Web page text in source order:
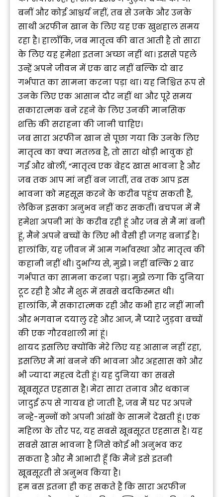
बनीं और कोई आश्चर्य नहीं, तब से उनके और उनके
साथी अरफीन खान के लिए यह एक खुशहाल समय
रहा है। हालाँकि, जब मातृत्व की बात आती है तो सारा
के लिए यह हमेशा इतना अच्छा नहीं था। इससे पहले
उन्हें अपने जीवन में एक बार नहीं बल्कि दो बार
गर्भपात का सामना करना पड़ा था। यह निश्चित रूप से
उनके लिए एक आसान दौर नहीं था और पूरे समय
सकारात्मक बने रहने के लिए उनकी मानसिक
शक्ति की सराहना की जानी चाहिए।
जब सारा अरफीन खान से पूछा गया कि उनके लिए
मातृत्व का क्या मतलब है, तो सारा थोड़ी भावुक हो
गईं और बोलीं, “मातृत्व एक बेहद खास भावना है और
जब तक आप मां नहीं बन जातीं, तब तक आप इस
भावना को महसूस करने के करीब पहुंच सकती हैं,
लेकिन इसका अनुभव नहीं कर सकतीं। बचपन में मैं
हमेशा अपनी मां के करीब रही हूं और जब से मैं मां बनी
हूं, मैंने अपने बच्चों के लिए भी वैसी ही जगह बनाई है।
हालांकि, यह जीवन में आम गर्भावस्था और मातृत्व की
कहानी नहीं थी। दुर्भाग्य से, मुझे 1 नहीं बल्कि 2 बार
गर्भपात का सामना करना पड़ा। मुझे लगा कि दुनिया
टूट रही है और मैं शुरू में सबसे बदकिस्मत थी।
हालांकि, मैं सकारात्मक रही और कभी हार नहीं मानी
और भगवान दयालु रहे और आज, मैं प्यारे जुड़वा बच्चों
की एक गौरवशाली मां हूं।
शायद इसलिए क्योंकि मेरे लिए यह आसान नहीं रहा,
इसलिए मैं मां बनने की भावना और अहसास को और
भी ज्यादा महत्व देती हूं। यह दुनिया का सबसे
खूबसूरत एहसास है। मेरा सारा तनाव और थकान
जादुई रूप से गायब हो जाती है, जब मैं घर पर अपने
नन्हे-मुन्नों को अपनी आंखों के सामने देखती हूं। एक
महिला के तौर पर, यह सबसे खूबसूरत एहसास है। यह
सबसे खास भावना है जिसे कोई भी अनुभव कर
सकता है और मैं आभारी हूँ कि मैंने इसे इतनी
खूबसूरती से अनुभव किया है।
हम बस इतना ही कह सकते हैं कि सारा अरफीन